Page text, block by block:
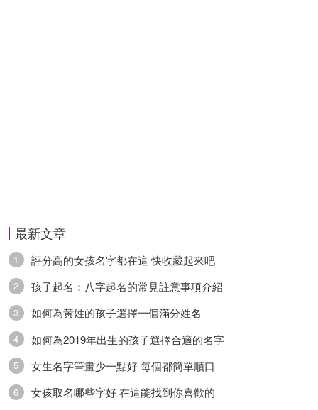
最新文章
1 評分高的女孩名字都在這 快收藏起來吧
2 孩子起名：八字起名的常見註意事項介紹
3 如何為黃姓的孩子選擇一個滿分姓名
4 如何為2019年出生的孩子選擇合適的名字
5 女生名字筆畫少一點好 每個都簡單順口
6 女孩取名哪些字好 在這能找到你喜歡的